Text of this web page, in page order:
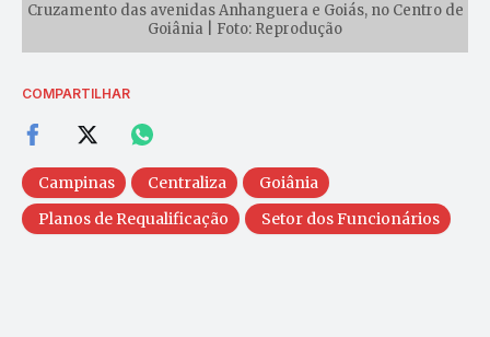
Cruzamento das avenidas Anhanguera e Goiás, no Centro de
Goiânia | Foto: Reprodução
COMPARTILHAR
Campinas Centraliza
Goiânia
Planos de Requalificação
Setor dos Funcionários